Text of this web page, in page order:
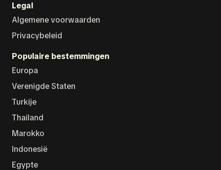
Legal
Algemene voorwaarden
Privacybeleid
Populaire bestemmingen
Europa
Verenigde Staten
Turkije
Thailand
Marokko
Indonesië
Egypte